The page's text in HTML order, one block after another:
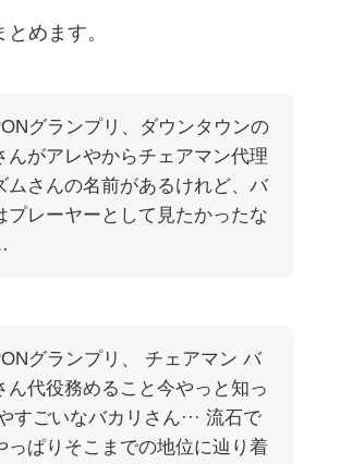
めます。
グランプリ、ダウンタウンの
んがアレやからチェアマン代理
ムさんの名前があるけれど、バ
プレーヤーとして見たかったな
グランプリ、 チェアマン バ
ん代役務めること今やっと知っ
すごいなバカリさん··· 流石で
っぱりそこまでの地位に辿り着